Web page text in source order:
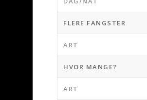
FLERE FANGSTER
ART
HVOR MANGE?
ART